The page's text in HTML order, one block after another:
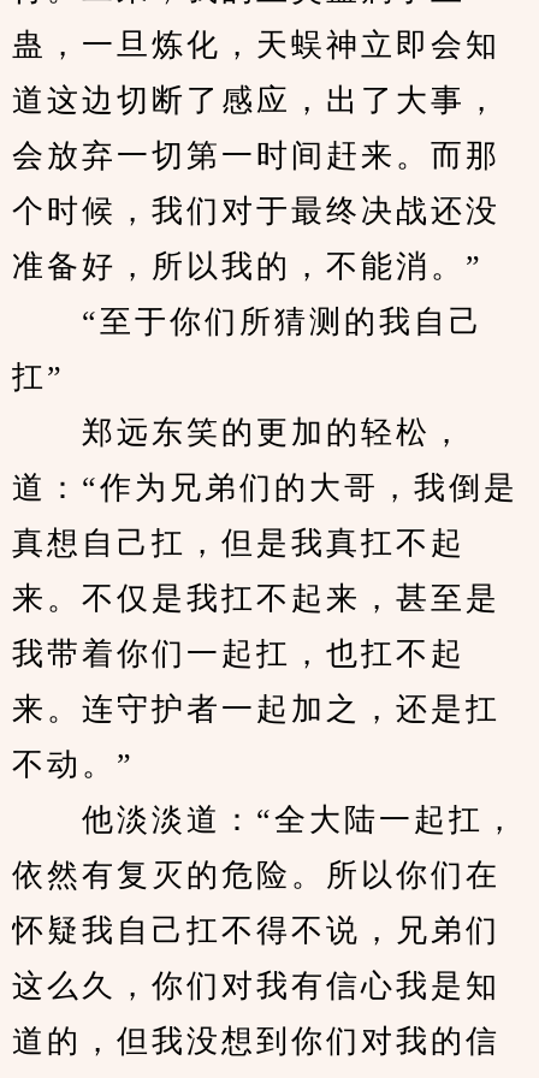
蛊，一旦炼化，天蜈神立即会知
道这边切断了感应，出了大事，
会放弃一切第一时间赶来。而那
个时候，我们对于最终决战还没
准备好，所以我的，不能消。”
“至于你们所猜测的我自己
扛”
郑远东笑的更加的轻松，
道：“作为兄弟们的大哥，我倒是
真想自己扛，但是我真扛不起
来。不仅是我扛不起来，甚至是
我带着你们一起扛，也扛不起
来。连守护者一起加之，还是扛
不动。”
他淡淡道：“全大陆一起扛，
依然有复灭的危险。所以你们在
怀疑我自己扛不得不说，兄弟们
这么久，你们对我有信心我是知
道的，但我没想到你们对我的信